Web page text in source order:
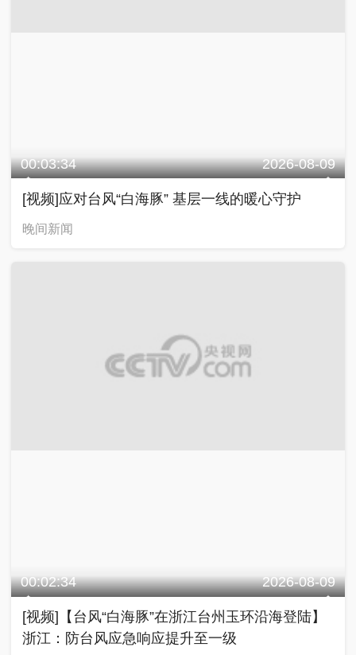
00:03:34 2026-08-09
[视频]应对台风“白海豚” 基层一线的暖心守护
晚间新闻
00:02:34 2026-08-09
[视频]【台风“白海豚”在浙江台州玉环沿海登陆】
浙江：防台风应急响应提升至一级